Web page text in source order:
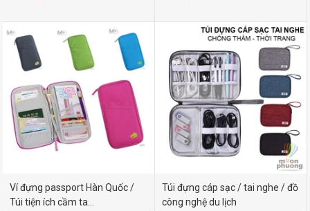
Ví đựng passport Hàn Quốc /
Túi tiện ích cầm ta...
Túi đựng cáp sạc / tai nghe / đồ
công nghệ du lịch